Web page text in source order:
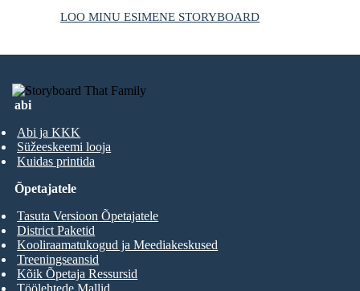
LOO MINU ESIMENE STORYBOARD
abi
Abi ja KKK
Süžeeskeemi looja
Kuidas printida
Õpetajatele
Tasuta Versioon Õpetajatele
District Paketid
Kooliraamatukogud ja Meediakeskused
Treeningseansid
Kõik Õpetaja Ressursid
Töölehtede Mallid